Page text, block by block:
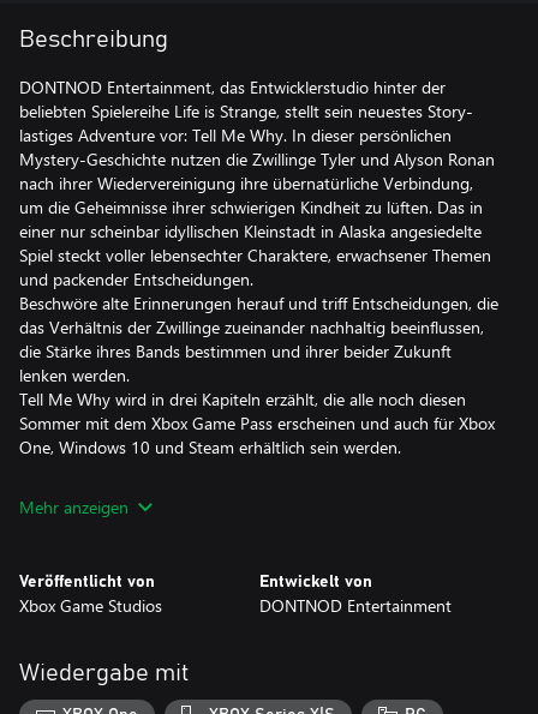
Beschreibung
DONTNOD Entertainment, das Entwicklerstudio hinter der
beliebten Spielereihe Life is Strange, stellt sein neuestes Story-
lastiges Adventure vor: Tell Me Why. In dieser persönlichen
Mystery-Geschichte nutzen die Zwillinge Tyler und Alyson Ronan
nach ihrer Wiedervereinigung ihre übernatürliche Verbindung,
um die Geheimnisse ihrer schwierigen Kindheit zu lüften. Das in
einer nur scheinbar idyllischen Kleinstadt in Alaska angesiedelte
Spiel steckt voller lebensechter Charaktere, erwachsener Themen
und packender Entscheidungen.
Beschwöre alte Erinnerungen herauf und triff Entscheidungen, die
das Verhältnis der Zwillinge zueinander nachhaltig beeinflussen,
die Stärke ihres Bands bestimmen und ihrer beider Zukunft
lenken werden.
Tell Me Why wird in drei Kapiteln erzählt, die alle noch diesen
Sommer mit dem Xbox Game Pass erscheinen und auch für Xbox
One, Windows 10 und Steam erhältlich sein werden.
Mehr anzeigen
Veröffentlicht von
Xbox Game Studios
Entwickelt von
DONTNOD Entertainment
Wiedergabe mit